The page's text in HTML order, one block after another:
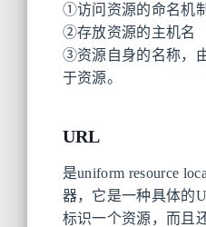
①访问资源的命名机制
②存放资源的主机名
③资源自身的名称，
于资源。
URL
是uniform resource
器，它是一种具体的
标识一个资源，而且